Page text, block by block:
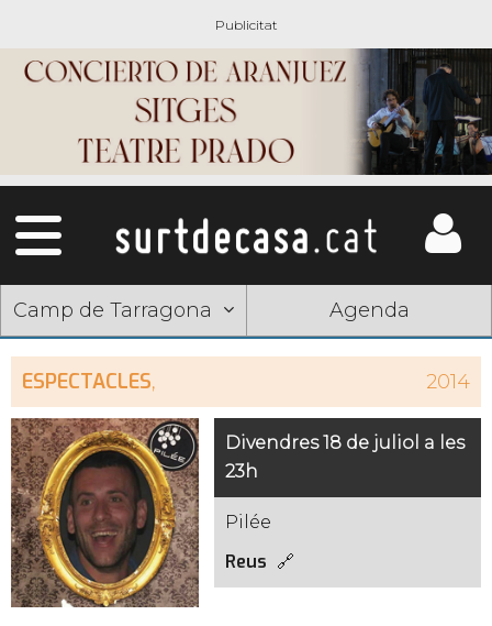
Camp de Tarragona Agenda
ESPECTACLES, 2014
Divendres 18 de juliol a les
23h
Pilée
Reus